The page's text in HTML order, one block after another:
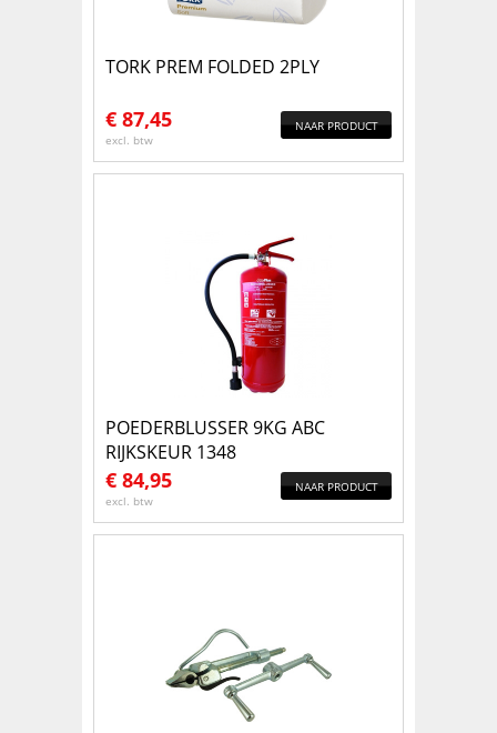
TORK PREM FOLDED 2PLY
€ 87,45
excl. btw
NAAR PRODUCT
POEDERBLUSSER 9KG ABC
RIJKSKEUR 1348
€ 84,95
excl. btw
NAAR PRODUCT